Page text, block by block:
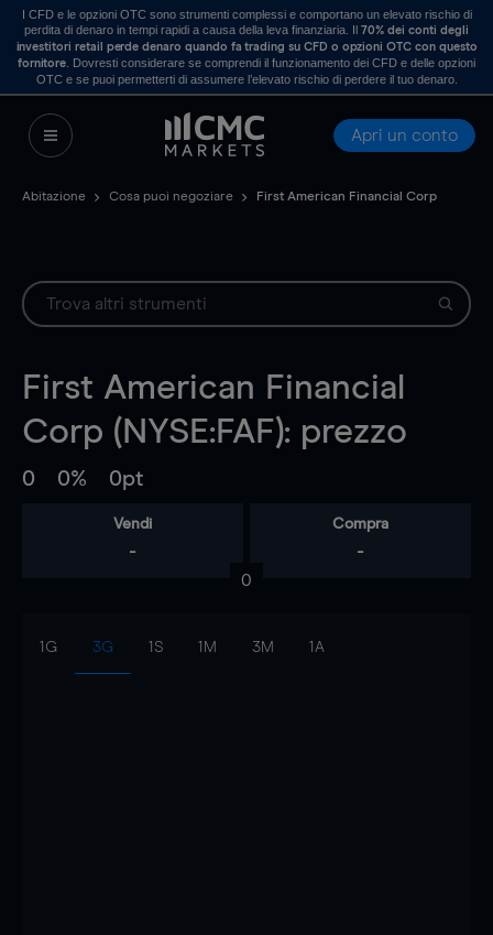
I CFD e le opzioni OTC sono strumenti complessi e comportano un elevato rischio di
perdita di denaro in tempi rapidi a causa della leva finanziaria. Il70% dei conti degli
investitori retail perde denaro quando fa trading su CFD o opzioni OTC con questo
fornitore . Dovresti considerare se comprendi il funzionamento dei CFD e delle opzioni
OTC e se puoi permetterti di assumere l’elevato rischio di perdere il tuo denaro.
Apri un conto
Abitazione Cosa puoi negoziare First American Financial Corp
First American Financial
Corp (NYSE:FAF): prezzo
0 0% 0pt
Vendi
-
Compra
-
0
1G 3G 1S 1M 3M 1A